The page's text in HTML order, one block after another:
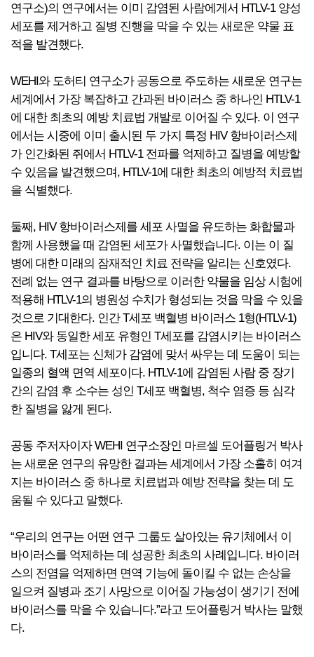
연구소)의 연구에서는 이미 감염된 사람에게서 HTLV-1 양성
세포를 제거하고 질병 진행을 막을 수 있는 새로운 약물 표
적을 발견했다.
WEHI와 도허티 연구소가 공동으로 주도하는 새로운 연구는
세계에서 가장 복잡하고 간과된 바이러스 중 하나인 HTLV-1
에 대한 최초의 예방 치료법 개발로 이어질 수 있다. 이 연구
에서는 시중에 이미 출시된 두 가지 특정 HIV 항바이러스제
가 인간화된 쥐에서 HTLV-1 전파를 억제하고 질병을 예방할
수 있음을 발견했으며, HTLV-1에 대한 최초의 예방적 치료법
을 식별했다.
둘째, HIV 항바이러스제를 세포 사멸을 유도하는 화합물과
함께 사용했을 때 감염된 세포가 사멸했습니다. 이는 이 질
병에 대한 미래의 잠재적인 치료 전략을 알리는 신호였다.
전례 없는 연구 결과를 바탕으로 이러한 약물을 임상 시험에
적용해 HTLV-1의 병원성 수치가 형성되는 것을 막을 수 있을
것으로 기대한다. 인간 T세포 백혈병 바이러스 1형(HTLV-1)
은 HIV와 동일한 세포 유형인 T세포를 감염시키는 바이러스
입니다. T세포는 신체가 감염에 맞서 싸우는 데 도움이 되는
일종의 혈액 면역 세포이다. HTLV-1에 감염된 사람 중 장기
간의 감염 후 소수는 성인 T세포 백혈병, 척수 염증 등 심각
한 질병을 앓게 된다.
공동 주저자이자 WEHI 연구소장인 마르셀 도어플링거 박사
는 새로운 연구의 유망한 결과는 세계에서 가장 소홀히 여겨
지는 바이러스 중 하나로 치료법과 예방 전략을 찾는 데 도
움될 수 있다고 말했다.
“우리의 연구는 어떤 연구 그룹도 살아있는 유기체에서 이
바이러스를 억제하는 데 성공한 최초의 사례입니다. 바이러
스의 전염을 억제하면 면역 기능에 돌이킬 수 없는 손상을
일으켜 질병과 조기 사망으로 이어질 가능성이 생기기 전에
바이러스를 막을 수 있습니다.”라고 도어플링거 박사는 말했
다.